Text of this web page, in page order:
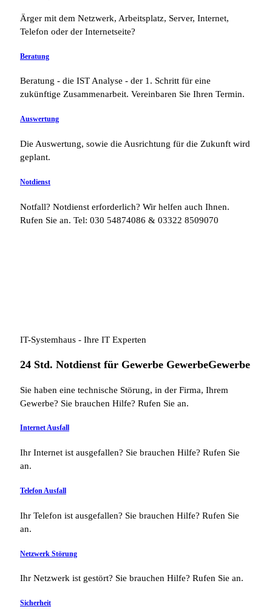
Ärger mit dem Netzwerk, Arbeitsplatz, Server, Internet,
Telefon oder der Internetseite?
Beratung
Beratung - die IST Analyse - der 1. Schritt für eine
zukünftige Zusammenarbeit. Vereinbaren Sie Ihren Termin.
Auswertung
Die Auswertung, sowie die Ausrichtung für die Zukunft wird
geplant.
Notdienst
Notfall? Notdienst erforderlich? Wir helfen auch Ihnen.
Rufen Sie an. Tel: 030 54874086 & 03322 8509070
IT-Systemhaus - Ihre IT Experten
24 Std. Notdienst für Gewerbe GewerbeGewerbe
Sie haben eine technische Störung, in der Firma, Ihrem
Gewerbe? Sie brauchen Hilfe? Rufen Sie an.
Internet Ausfall
Ihr Internet ist ausgefallen? Sie brauchen Hilfe? Rufen Sie
an.
Telefon Ausfall
Ihr Telefon ist ausgefallen? Sie brauchen Hilfe? Rufen Sie
an.
Netzwerk Störung
Ihr Netzwerk ist gestört? Sie brauchen Hilfe? Rufen Sie an.
Sicherheit